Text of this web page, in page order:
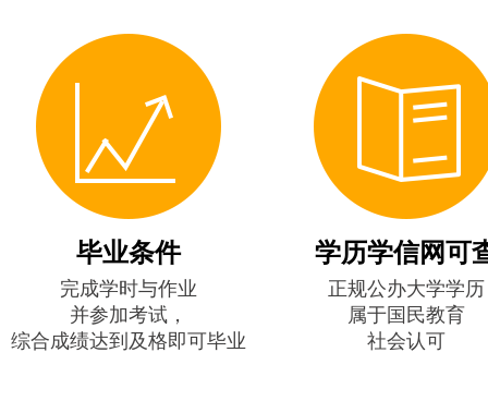
毕业条件
完成学时与作业
并参加考试，
综合成绩达到及格即可毕业
学历学信网可
正规公办大学学历
属于国民教育
社会认可